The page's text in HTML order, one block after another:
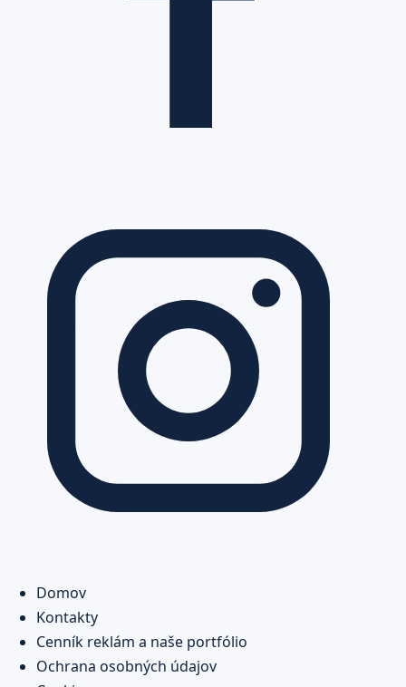
Domov
Kontakty
Cenník reklám a naše portfólio
Ochrana osobných údajov